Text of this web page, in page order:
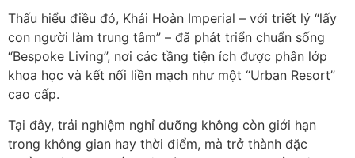
Thấu hiểu điều đó, Khải Hoàn Imperial – với triết lý “lấy
con người làm trung tâm” – đã phát triển chuẩn sống
“Bespoke Living”, nơi các tầng tiện ích được phân lớp
khoa học và kết nối liền mạch như một “Urban Resort”
cao cấp.
Tại đây, trải nghiệm nghỉ dưỡng không còn giới hạn
trong không gian hay thời điểm, mà trở thành đặc